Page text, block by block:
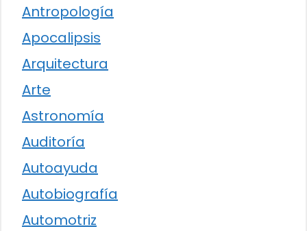
Antropología
Apocalipsis
Arquitectura
Arte
Astronomía
Auditoría
Autoayuda
Autobiografía
Automotriz